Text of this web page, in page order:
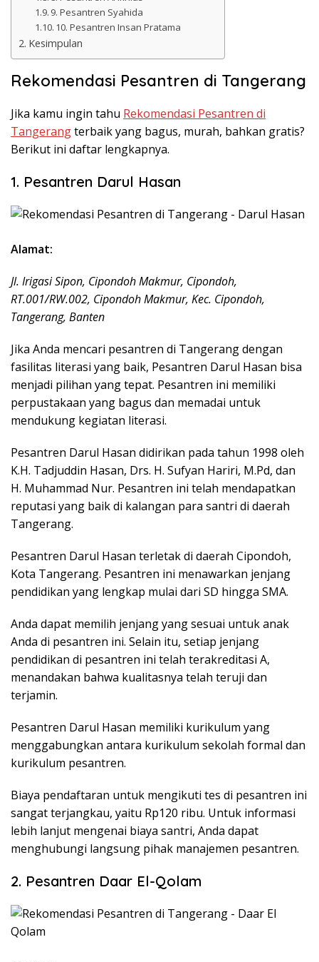
9. Pesantren Syahida
10. Pesantren Insan Pratama
Kesimpulan
Rekomendasi Pesantren di Tangerang
Jika kamu ingin tahu Rekomendasi Pesantren di
Tangerangterbaik yang bagus, murah, bahkan gratis?
Berikut ini daftar lengkapnya.
1. Pesantren Darul Hasan
Alamat:
Jl. Irigasi Sipon, Cipondoh Makmur, Cipondoh,
RT.001/RW.002, Cipondoh Makmur, Kec. Cipondoh,
Tangerang, Banten
Jika Anda mencari pesantren di Tangerang dengan
fasilitas literasi yang baik, Pesantren Darul Hasan bisa
menjadi pilihan yang tepat. Pesantren ini memiliki
perpustakaan yang bagus dan memadai untuk
mendukung kegiatan literasi.
Pesantren Darul Hasan didirikan pada tahun 1998 oleh
K.H. Tadjuddin Hasan, Drs. H. Sufyan Hariri, M.Pd, dan
H. Muhammad Nur. Pesantren ini telah mendapatkan
reputasi yang baik di kalangan para santri di daerah
Tangerang.
Pesantren Darul Hasan terletak di daerah Cipondoh,
Kota Tangerang. Pesantren ini menawarkan jenjang
pendidikan yang lengkap mulai dari SD hingga SMA.
Anda dapat memilih jenjang yang sesuai untuk anak
Anda di pesantren ini. Selain itu, setiap jenjang
pendidikan di pesantren ini telah terakreditasi A,
menandakan bahwa kualitasnya telah teruji dan
terjamin.
Pesantren Darul Hasan memiliki kurikulum yang
menggabungkan antara kurikulum sekolah formal dan
kurikulum pesantren.
Biaya pendaftaran untuk mengikuti tes di pesantren ini
sangat terjangkau, yaitu Rp120 ribu. Untuk informasi
lebih lanjut mengenai biaya santri, Anda dapat
menghubungi langsung pihak manajemen pesantren.
2. Pesantren Daar El-Qolam